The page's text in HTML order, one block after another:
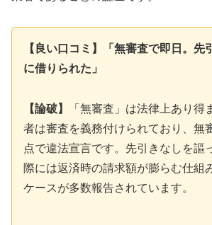
【良い口コミ】「無審査で即日。先
に借りられた」
【論破】
「無審査」は法律上あり得
者は審査を義務付けられており、無
点で違法宣言です。先引きなしを謳
際には返済時の請求額が膨らむ仕組
ケースが多数報告されています。